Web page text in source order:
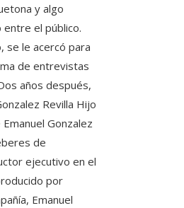
y algo
el público.
se le acercó para
de entrevistas
años después,
Revilla Hijo
Gonzalez
de
ejecutivo en el
por
Emanuel